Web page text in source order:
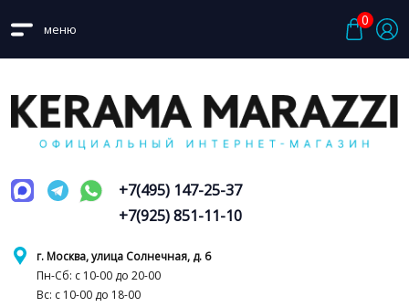
меню
0
г. Москва, улица Солнечная, д. 6
Пн-Сб: с 10-00 до 20-00
Вс: с 10-00 до 18-00
+7(495) 147-25-37
+7(925) 851-11-10